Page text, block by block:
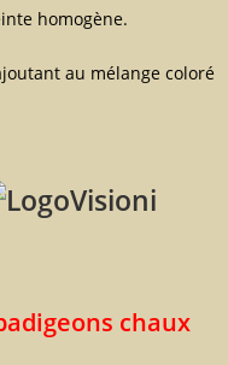
homogène.
au mélange coloré
chaux